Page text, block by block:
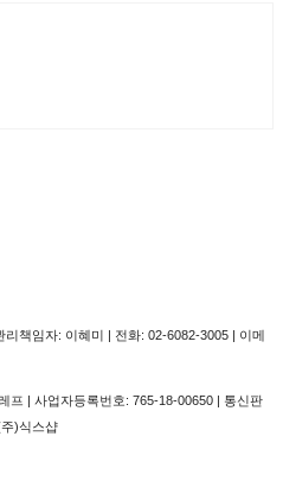
책임자: 이혜미 | 전화: 02-6082-3005 | 이메
프 | 사업자등록번호: 765-18-00650 | 통신판
)식스샵